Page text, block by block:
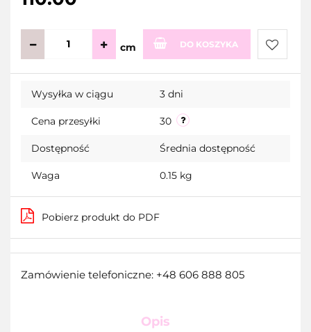
cm DO KOSZYKA
Do
Wysyłka w ciągu 3 dni
Cena przesyłki 30
Dostępność Średnia dostępność
Waga 0.15 kg
Pobierz produkt do PDF
Zamówienie telefoniczne: +48 606 888 805
Opis